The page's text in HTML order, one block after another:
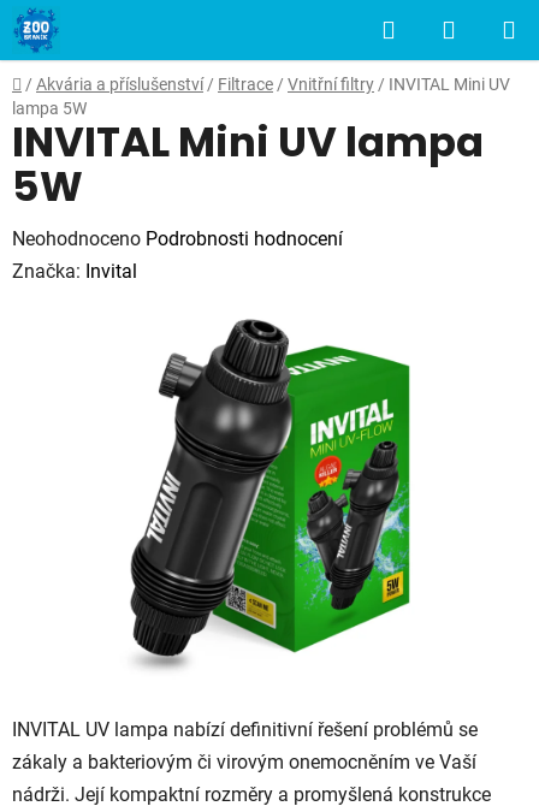
Přejít
na
obsah
Hledat
KOŠÍK
Domů
/ Akvária a příslušenství / Filtrace / Vnitřní filtry / INVITAL Mini UV
lampa 5W
INVITAL UV lampa nabízí definitivní řešení problémů se
zákaly a bakteriovým či virovým onemocněním ve Vaší
nádrži. Její kompaktní rozměry a promyšlená konstrukce
INVITAL Mini UV lampa
5W
Průměrné
hodnocení
Neohodnoceno Podrobnosti hodnocení
Značka: Invital